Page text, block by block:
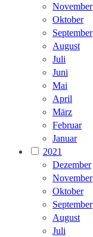
November
Oktober
September
August
Juli
Juni
Mai
April
März
Februar
Januar
2021
Dezember
November
Oktober
September
August
Juli